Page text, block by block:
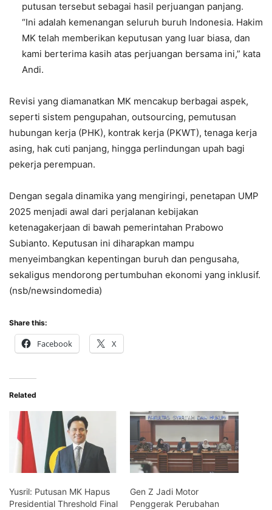
putusan tersebut sebagai hasil perjuangan panjang.
“Ini adalah kemenangan seluruh buruh Indonesia. Hakim
MK telah memberikan keputusan yang luar biasa, dan
kami berterima kasih atas perjuangan bersama ini,” kata
Andi.
Revisi yang diamanatkan MK mencakup berbagai aspek,
seperti sistem pengupahan, outsourcing, pemutusan
hubungan kerja (PHK), kontrak kerja (PKWT), tenaga kerja
asing, hak cuti panjang, hingga perlindungan upah bagi
pekerja perempuan.
Dengan segala dinamika yang mengiringi, penetapan UMP
2025 menjadi awal dari perjalanan kebijakan
ketenagakerjaan di bawah pemerintahan Prabowo
Subianto. Keputusan ini diharapkan mampu
menyeimbangkan kepentingan buruh dan pengusaha,
sekaligus mendorong pertumbuhan ekonomi yang inklusif.
(nsb/newsindomedia)
Share this:
Facebook X
Related
Yusril: Putusan MK Hapus
Presidential Threshold Final
Gen Z Jadi Motor
Penggerak Perubahan